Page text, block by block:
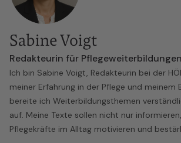
Sabine Voigt
Redakteurin für Pflegeweiterbildungen
Ich bin Sabine Voigt, Redakteurin bei der
meiner Erfahrung in der Pflege und meinem
bereite ich Weiterbildungsthemen
auf. Meine Texte sollen nicht nur
Pflegekräfte im Alltag motivieren und